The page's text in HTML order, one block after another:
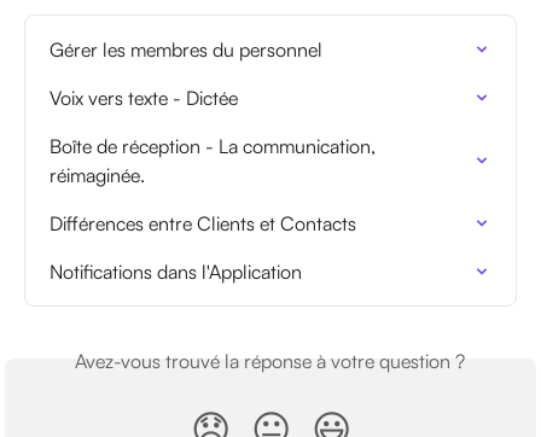
Gérer les membres du personnel
Voix vers texte - Dictée
Boîte de réception - La communication,
réimaginée.
Différences entre Clients et Contacts
Notifications dans l'Application
Avez-vous trouvé la réponse à votre question ?